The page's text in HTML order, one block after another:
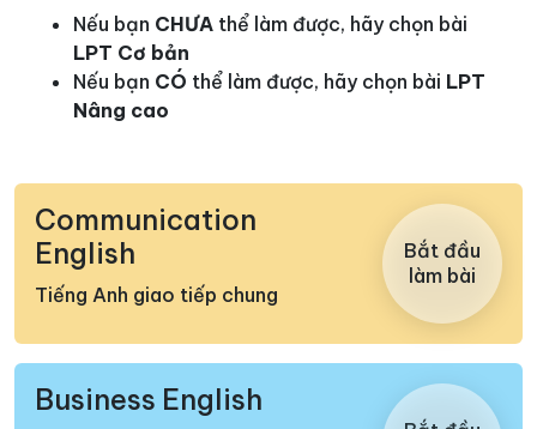
Nếu bạn CHƯA thể làm được, hãy chọn bài
LPT Cơ bản
Nếu bạn CÓ thể làm được, hãy chọn bài LPT
Nâng cao
Communication
English
Tiếng Anh giao tiếp chung
Bắt đầu
làm bài
Business English